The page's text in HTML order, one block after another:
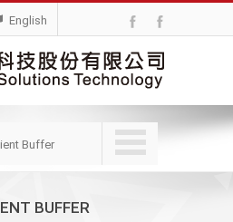
English
Buffer
BUFFER